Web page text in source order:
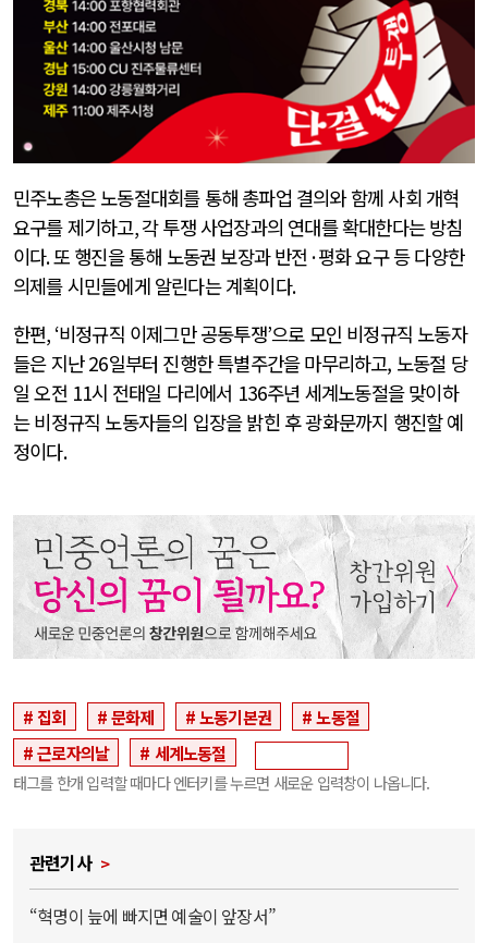
민주노총은 노동절대회를 통해 총파업 결의와 함께 사회 개혁
요구를 제기하고,각 투쟁 사업장과의 연대를 확대한다는 방침
이다.또 행진을 통해 노동권 보장과 반전 ·평화 요구 등 다양한
의제를 시민들에게 알린다는 계획이다.
한편, ‘비정규직 이제그만 공동투쟁’으로 모인 비정규직 노동자
들은 지난 26일부터 진행한 특별주간을 마무리하고, 노동절 당
일 오전 11시 전태일 다리에서 136주년 세계노동절을 맞이하
는 비정규직 노동자들의 입장을 밝힌 후 광화문까지 행진할 예
정이다.
집회 문화제 노동기본권
노동절
근로자의날
세계노동절
태그를 한개 입력할 때마다 엔터키를 누르면 새로운 입력창이 나옵니다.
관련기사
“혁명이 늪에 빠지면 예술이 앞장서”